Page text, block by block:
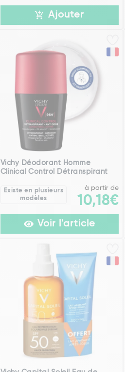
Ajouter
Vichy Déodorant Homme
Clinical Control Détranspirant
Existe en plusieurs
modèles
à partir de
10,18€
Voir l'article